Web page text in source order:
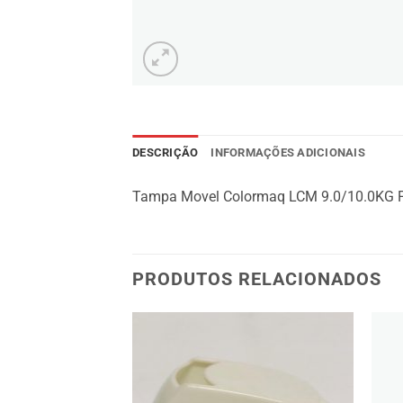
DESCRIÇÃO INFORMAÇÕES ADICIONAIS
Tampa Movel Colormaq LCM 9.0/10.0KG
PRODUTOS RELACIONADOS